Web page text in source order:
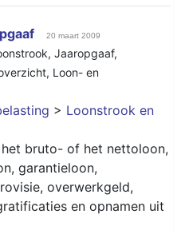
20 maart 2009
, Jaaropgaaf,
, Loon- en
> Loonstrook en
het bruto- of het nettoloon,
garantieloon,
overwerkgeld,
en opnamen uit